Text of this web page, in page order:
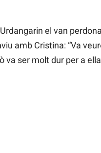
el van
amb Cristina: “Va
va ser molt dur per a